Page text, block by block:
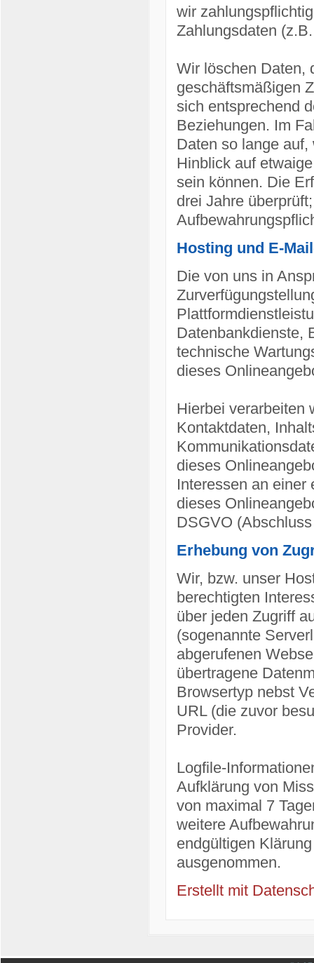
wir
Zahlungsdaten
Wir löschen Daten,
geschäftsmäßigen
sich entsprechend
Beziehungen. Im
Daten so lange
Hinblick auf
sein können. Die
drei Jahre
Hosting und E-
Die von uns in
Datenbankdienste,
technische
dieses
Hierbei verarbeiten
Kontaktdaten,
dieses
Interessen an einer
dieses
DSGVO
Erhebung von
Wir, bzw. unser
berechtigten
über jeden Zugriff
(sogenannte
abgerufenen
übertragene
Browsertyp nebst
URL (die zuvor
Provider.
Logfile-
Aufklärung von
von maximal 7
weitere
endgültigen
ausgenommen.
Erstellt mit